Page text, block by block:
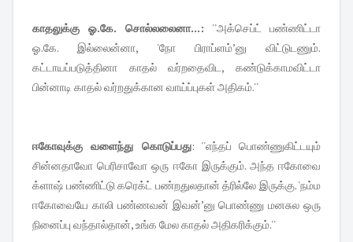
காதலுக்கு ஓ.கே. சொல்லலைனா...: ''அக்செப்ட் பண்ணிட்டா
ஓ.கே. இல்லைன்னா, 'நோ பிராப்ளம்’னு விட்டுடணும்.
கட்டாயப்படுத்தினா காதல் வர்றதைவிட, கண்டுக்காமவிட்டா
பின்னாடி காதல் வர்றதுக்கான வாய்ப்புகள் அதிகம்.''
ஈகோவுக்கு வளைந்து கொடுப்பது: ''எந்தப் பொண்ணுகிட்டயும்
சின்னதாவோ பெரிசாவோ ஒரு ஈகோ இருக்கும். அந்த ஈகோவை
க்ளாஷ் பண்ணிட்டு கரெக்ட் பண்றதுலதான் த்ரில்லே இருக்கு. 'நம்ம
ஈகோவையே காலி பண்ணவன் இவன்’னு பொண்ணு மனசுல ஒரு
நினைப்பு வந்தால்தான், உங்க மேல காதல் அதிகரிக்கும்.''